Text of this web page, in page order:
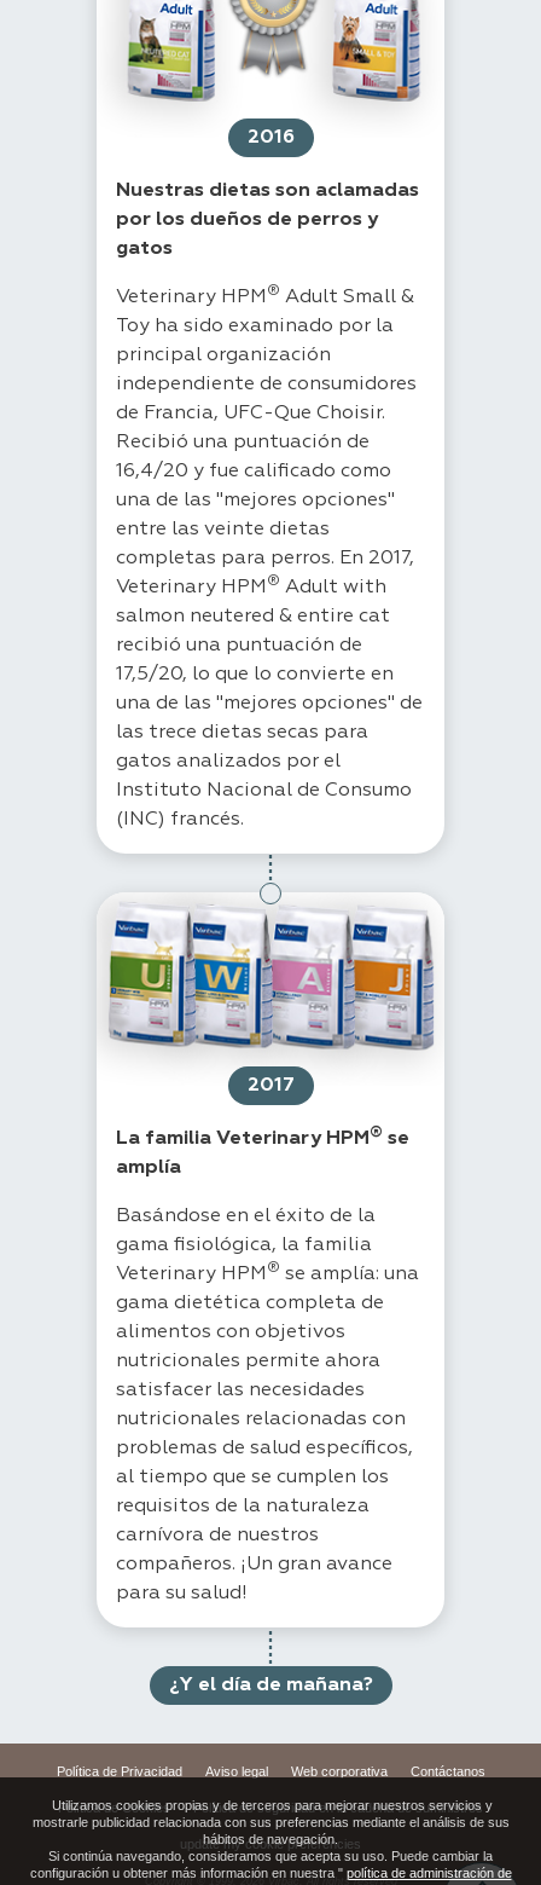
2016
Nuestras dietas son aclamadas
por los dueños de perros y
gatos
Veterinary HPM ® Adult Small &
Toy ha sido examinado por la
principal organización
independiente de consumidores
de Francia, UFC-Que Choisir.
Recibió una puntuación de
16,4/20 y fue calificado como
una de las "mejores opciones"
entre las veinte dietas
completas para perros. En 2017,
Veterinary HPM ® Adult with
salmon neutered & entire cat
recibió una puntuación de
17,5/20, lo que lo convierte en
una de las "mejores opciones" de
las trece dietas secas para
gatos analizados por el
Instituto Nacional de Consumo
(INC) francés.
2017
La familia Veterinary HPM ® se
amplía
Basándose en el éxito de la
gama fisiológica, la familia
Veterinary HPM ® se amplía: una
gama dietética completa de
alimentos con objetivos
nutricionales permite ahora
satisfacer las necesidades
nutricionales relacionadas con
problemas de salud específicos,
al tiempo que se cumplen los
requisitos de la naturaleza
carnívora de nuestros
compañeros. ¡Un gran avance
para su salud!
¿Y el día de mañana?
Política de Privacidad Aviso legal Web corporativa Contáctanos
Política de Cookies Política de seguridad en la cadena de suministros
update my cookie preferencies
Copyright © 1999,2026 Virbac. All rights reserved
Utilizamos cookies propias y de terceros para mejorar nuestros servicios y
mostrarle publicidad relacionada con sus preferencias mediante el análisis de sus
hábitos de navegación.
Si continúa navegando, consideramos que acepta su uso. Puede cambiar la
configuración u obtener más información en nuestra " política de administración de